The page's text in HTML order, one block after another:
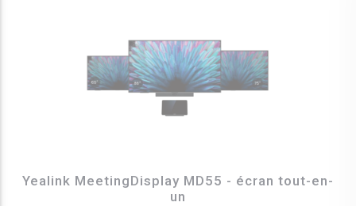
Yealink MeetingDisplay MD55 - écran tout-en-
un